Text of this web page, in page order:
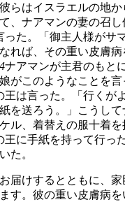
らはイスラエルの地
、ナアマンの妻の召し
った。「御主人様がサ
れば、その重い皮膚病
4ナアマンが主君のもと
がこのようなことを
王は言った。「行くが
を送ろう。」こうし
ル、着替えの服十着を
王に手紙を持って行っ
た。
届けするとともに、
す。彼の重い皮膚病